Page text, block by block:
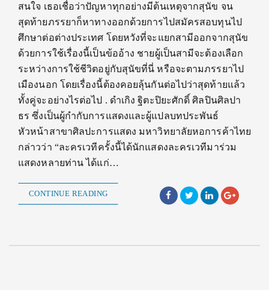
สนใจ เธอเชื่อว่าปัญหาทุกอย่างมีต้นเหตุจากสุนัข จน
สุดท้ายภรรยาก็หาทางออกด้วยการไปสมัครสอบทุนไป
ศึกษาต่อต่างประเทศ โดยหวังที่จะแยกสามีออกจากสุนัข
ด้วยการใช้เรื่องนี้เป็นข้ออ้าง ชายผู้เป็นสามีจะต้องเลือก
ระหว่างการใช้ชีวิตอยู่กับสุนัขที่นี่ หรือจะตามภรรยาไป
เมืองนอก โดยเรื่องนี้ต้องคอยลุ้นกันต่อไปว่าสุดท้ายแล้ว
ทั้งคู่จะอย่างไรต่อไป . ดำเกิง ฐิตะปิยะศักดิ์ ศิลปินศิลปา
ธร ซึ่งเป็นผู้กำกับการแสดงและผู้แปลบทประพันธ์
หัวหน้าสาขาศิลปะการแสดง มหาวิทยาลัยหอการค้าไทย
กล่าวว่า “ละครเวทีครั้งนี้ได้นักแสดงละครเวทีมาร่วม
แสดงหลายท่าน ได้แก่…
CONTINUE READING